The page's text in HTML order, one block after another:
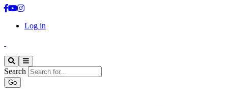
Log in
Search